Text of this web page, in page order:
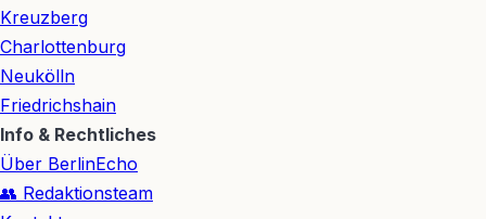
Kreuzberg
Charlottenburg
Neukölln
Friedrichshain
Info & Rechtliches
Über BerlinEcho
👥 Redaktionsteam